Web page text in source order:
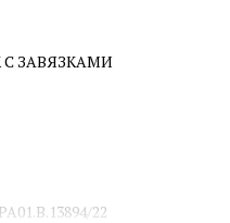
ЗАВЯЗКАМИ
22